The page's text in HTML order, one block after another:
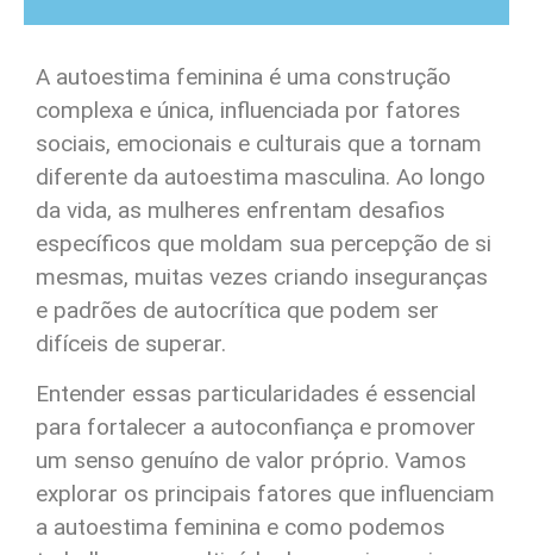
A autoestima feminina é uma construção
complexa e única, influenciada por fatores
sociais, emocionais e culturais que a tornam
diferente da autoestima masculina. Ao longo
da vida, as mulheres enfrentam desafios
específicos que moldam sua percepção de si
mesmas, muitas vezes criando inseguranças
e padrões de autocrítica que podem ser
difíceis de superar.
Entender essas particularidades é essencial
para fortalecer a autoconfiança e promover
um senso genuíno de valor próprio. Vamos
explorar os principais fatores que influenciam
a autoestima feminina e como podemos